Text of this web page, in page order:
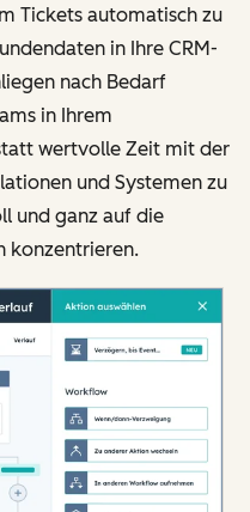
Tickets automatisch zu
in Ihre CRM-
nach Bedarf
in Ihrem
wertvolle Zeit mit der
und Systemen zu
und ganz auf die
konzentrieren.